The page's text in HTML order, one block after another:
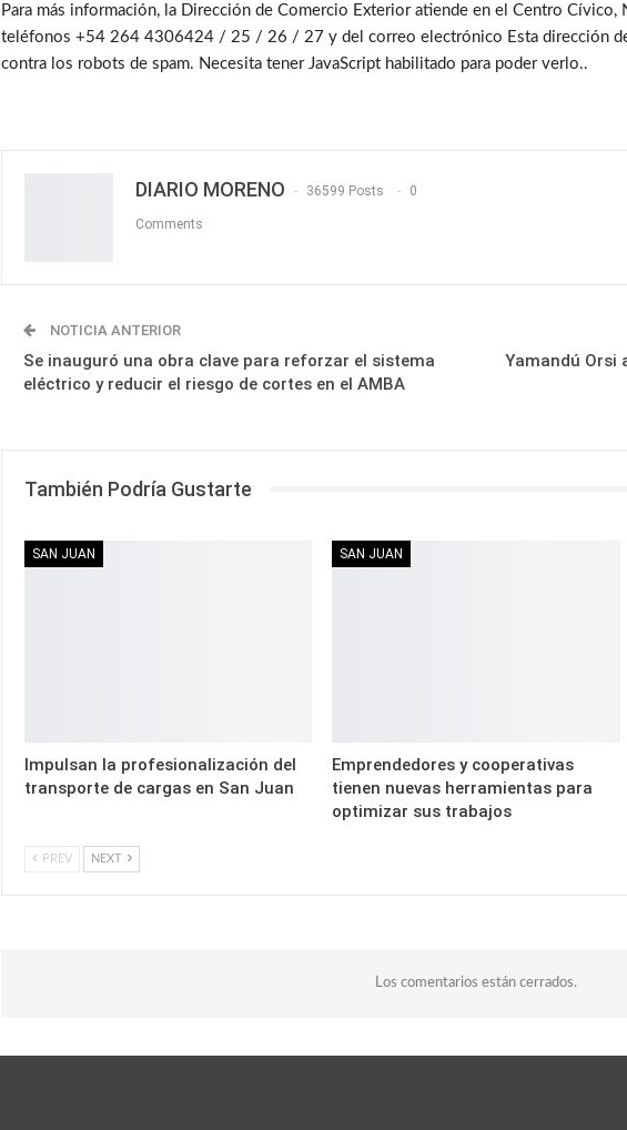
Para más información, la Dirección de Comercio Exterior atiende en el Centro Cívico,
teléfonos +54 264 4306424 / 25 / 26 / 27 y del correo electrónico Esta dirección
contra los robots de spam. Necesita tener JavaScript habilitado para poder verlo..
DIARIO MORENO 36599 Posts 0
Comments
NOTICIA ANTERIOR
Se inauguró una obra clave para reforzar el sistema
eléctrico y reducir el riesgo de cortes en el AMBA
Yamandú Orsi
También Podría Gustarte
SAN JUAN
Impulsan la profesionalización del
transporte de cargas en San Juan
SAN JUAN
Emprendedores y cooperativas
tienen nuevas herramientas para
optimizar sus trabajos
PREV NEXT
Los comentarios están cerrados.